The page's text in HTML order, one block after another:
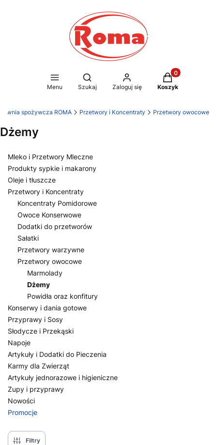
Menu
Otwórz wyszukiwarkę
Szukaj Zaloguj się
Produkty w
Koszyk
spożywcza ROMA Przetwory i Koncentraty Przetwory owocowe
Dżemy
Mleko i Przetwory Mleczne
Produkty sypkie i makarony
Oleje i tłuszcze
Przetwory i Koncentraty
Koncentraty Pomidorowe
Owoce Konserwowe
Dodatki do przetworów
Sałatki
Przetwory warzywne
Przetwory owocowe
Marmolady
Dżemy
Powidła oraz konfitury
Konserwy i dania gotowe
Przyprawy i Sosy
Słodycze i Przekąski
Napoje
Artykuły i Dodatki do Pieczenia
Karmy dla Zwierząt
Artykuły jednorazowe i higieniczne
Zupy i przyprawy
Nowości
Promocje
Filtry